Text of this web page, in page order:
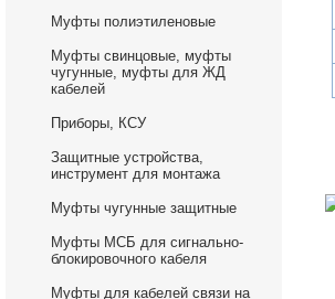
Муфты полиэтиленовые
Муфты свинцовые, муфты
чугунные, муфты для ЖД
кабелей
Приборы, КСУ
Защитные устройства,
инструмент для монтажа
Муфты чугунные защитные
Муфты МСБ для сигнально-
блокировочного кабеля
Муфты для кабелей связи на